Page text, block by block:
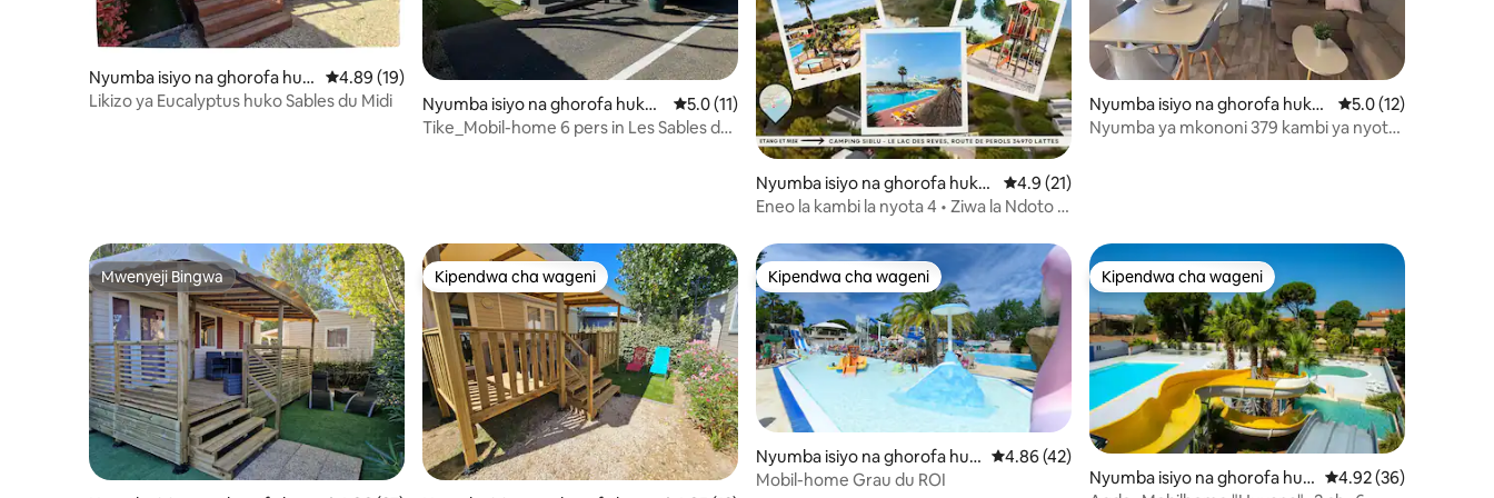
Nyumba isiyo na ghorofa huk
o Valras-Plage
Ukadiriaji wa wastani wa 4.89 kati ya 5, tathmini 19
4.89 (19)
Likizo ya Eucalyptus huko Sables du Midi
Nyumba isiyo na ghorofa huko
Valras-Plage
Ukadiriaji wa wastani wa 5.0 kati ya 5, tathmini 11
5.0 (11)
Tike_Mobil-home 6 pers in Les Sables du
Nyumba isiyo na ghorofa huko
Lattes
Ukadiriaji wa wastani wa 4.9 kati ya 5, tathmini 21
4.9 (21)
Eneo la kambi la nyota 4 • Ziwa la Ndoto •
Nyumba isiyo na ghorofa huko
Lattes
Ukadiriaji wa
5.0 (12)
Nyumba ya mkononi 379 kambi ya nyota
Mwenyeji Bingwa
Mwenyeji Bingwa Kipendwa cha wageni
Kipendwa cha wageni Kipendwa cha wageni
Kipendwa cha wageni
Nyumba isiyo na ghorofa huk
o Le Grau-du-Roi
Ukadiriaji wa wastani wa 4.86 kati ya 5, tathmini 42
4.86 (42)
Mobil-home Grau du ROI
Kipendwa cha wageni
Kipendwa cha wageni
Nyumba isiyo na ghorofa huk
Ukadiriaji wa wastani
4.92 (36)